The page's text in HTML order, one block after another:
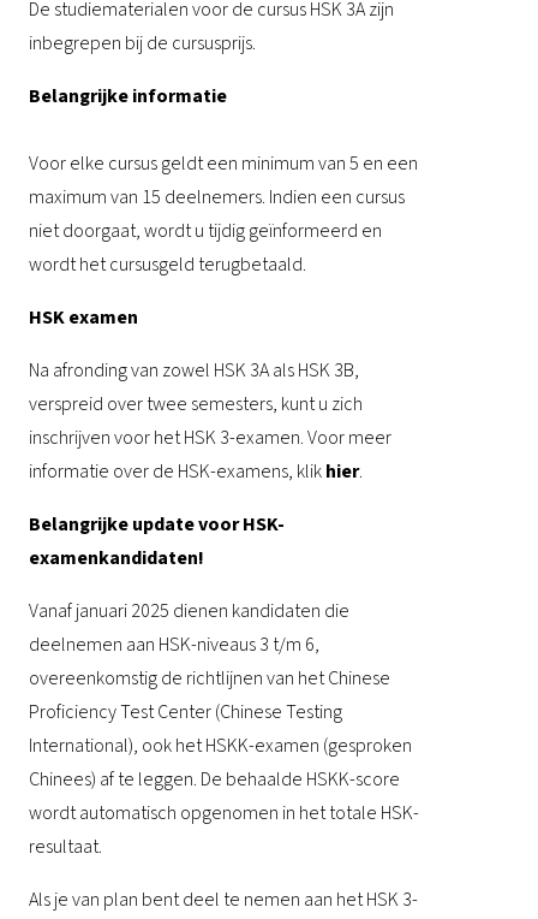
De studiematerialen voor de cursus HSK 3A zijn
inbegrepen bij de cursusprijs.
Belangrijke informatie
Voor elke cursus geldt een minimum van 5 en een
maximum van 15 deelnemers. Indien een cursus
niet doorgaat, wordt u tijdig geïnformeerd en
wordt het cursusgeld terugbetaald.
HSK examen
Na afronding van zowel HSK 3A als HSK 3B,
verspreid over twee semesters, kunt u zich
inschrijven voor het HSK 3-examen. Voor meer
informatie over de HSK-examens, klikhier.
Belangrijke update voor HSK-
examenkandidaten!
Vanaf januari 2025 dienen kandidaten die
deelnemen aan HSK-niveaus 3 t/m 6,
overeenkomstig de richtlijnen van het Chinese
Proficiency Test Center (Chinese Testing
International), ook het HSKK-examen (gesproken
Chinees) af te leggen. De behaalde HSKK-score
wordt automatisch opgenomen in het totale HSK-
resultaat.
Als je van plan bent deel te nemen aan het HSK 3-